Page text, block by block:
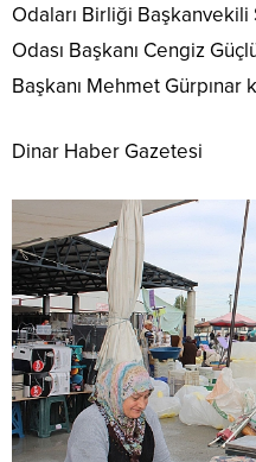
Odaları Birliği
Odası Başkanı Cengiz
Başkanı Mehmet Gürpınar
Dinar Haber Gazetesi